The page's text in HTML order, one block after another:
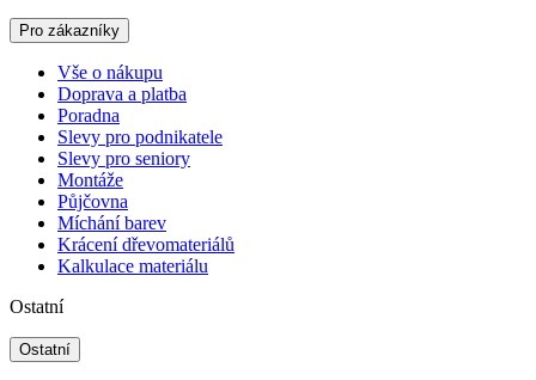
Pro zákazníky
Vše o nákupu
Doprava a platba
Poradna
Slevy pro podnikatele
Slevy pro seniory
Montáže
Půjčovna
Míchání barev
Krácení dřevomateriálů
Kalkulace materiálu
Ostatní
Ostatní